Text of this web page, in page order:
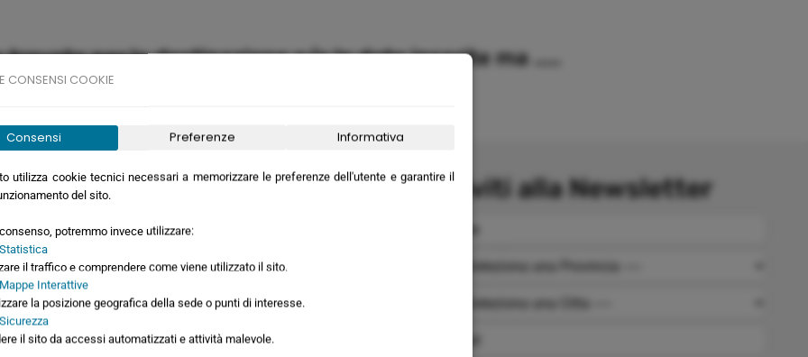
CONSENSI COOKIE
Consensi Preferenze Informativa
utilizza cookie tecnici necessari a memorizzare le preferenze dell'utente e garantire il
del sito.
potremmo invece utilizzare:
il traffico e comprendere come viene utilizzato il sito.
Interattive
la posizione geografica della sede o punti di interesse.
il sito da accessi automatizzati e attività malevole.
trovato per la destinazione e/o le date inserite ma .....
Iscriviti alla Newsletter